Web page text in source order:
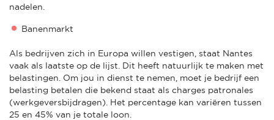
nadelen.
Banenmarkt
Als bedrijven zich in Europa willen vestigen, staat Nantes
vaak als laatste op de lijst. Dit heeft natuurlijk te maken met
belastingen. Om jou in dienst te nemen, moet je bedrijf een
belasting betalen die bekend staat als charges patronales
(werkgeversbijdragen). Het percentage kan variëren tussen
25 en 45% van je totale loon.